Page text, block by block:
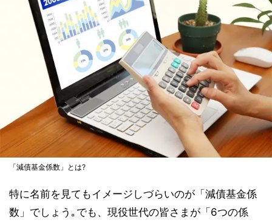
「減債基金係数」とは?
特に名前を見てもイメージしづらいのが「減債基金係
数」でしょう｡でも、現役世代の皆さまが「6つの係